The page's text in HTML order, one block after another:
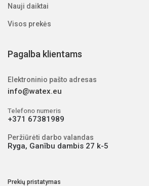
Nauji daiktai
Visos prekės
Pagalba klientams
Elektroninio pašto adresas
info@watex.eu
Telefono numeris
+371 67381989
Peržiūrėti darbo valandas
Ryga, Ganību dambis 27 k-5
Prekių pristatymas